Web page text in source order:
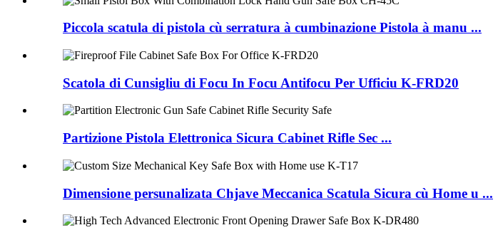
Piccola scatula di pistola cù serratura à cumbinazione Pistola à manu ...
Scatola di Cunsigliu di Focu In Focu Antifocu Per Ufficiu K-FRD20
Partizione Pistola Elettronica Sicura Cabinet Rifle Sec ...
Dimensione persunalizata Chjave Meccanica Scatula Sicura cù Home u ...